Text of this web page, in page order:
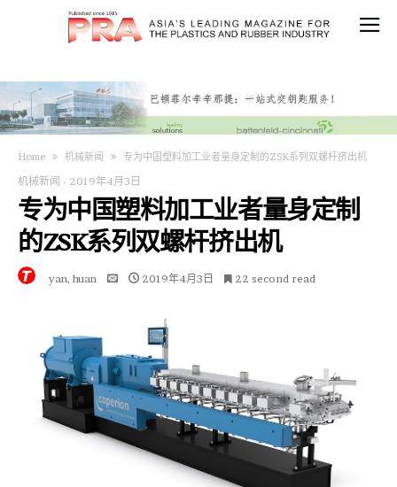
Home 机械新闻 专为中国塑料加工业者量身定制的ZSK系列双螺杆挤出机
机械新闻 - 2019年4月3日
专为中国塑料加工业者量身定制
的ZSK系列双螺杆挤出机
yan, huan 2019年4月3日 22 second read